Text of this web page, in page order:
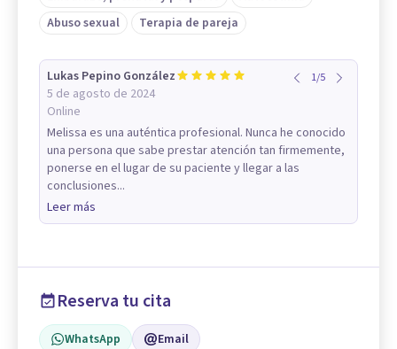
Abuso sexual
Terapia de pareja
Lukas Pepino González
5 de agosto de 2024
Online
1/5
Melissa es una auténtica profesional. Nunca he conocido
una persona que sabe prestar atención tan firmemente,
ponerse en el lugar de su paciente y llegar a las
conclusiones...
Leer más
Reserva tu cita
WhatsApp Email